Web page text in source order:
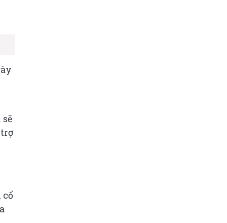
cổ